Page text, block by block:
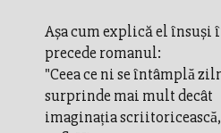
Așa cum explică el însuși
precede romanul:
"Ceea ce ni se întâmplă
surprinde mai mult decât
imaginația